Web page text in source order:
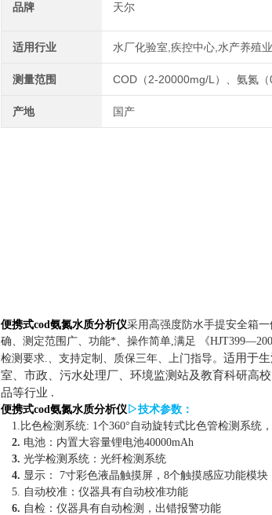
品牌 天尔
适用行业 水厂化验室,疾控中心,水产养殖
测量范围 COD（2-20000mg/L）、氨氮（
产地 国产
便携式cod氨氮水质分析仪采用高强度防水手提安全箱
确、测定范围广、功能*、操作简单,满足
《
检测要求.、支持定制、质保三年、上门指导。 适用于
室、市政、污水处理厂、环境监测站及教育科研高
品等行业 .
便携式cod氨氮水质分析仪 ▷技术参数：
1.比色检测系统: 1个360°自动旋转式比色管检测系统，
2. 电池： 内置大容量锂电池40000mAh
3. 光学检测系统 ：光纤检测系统
4. 显示： 7寸彩色液晶触摸屏 ， 8个触摸感应功能模块
5. 自动校准： 仪器具有自动校准功能
6. 自检： 仪器具有自动检测，出错报警功能